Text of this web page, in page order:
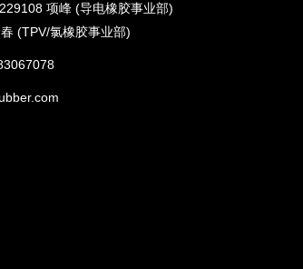
项峰 (导电橡胶事业部)
(TPV/氯橡胶事业部)